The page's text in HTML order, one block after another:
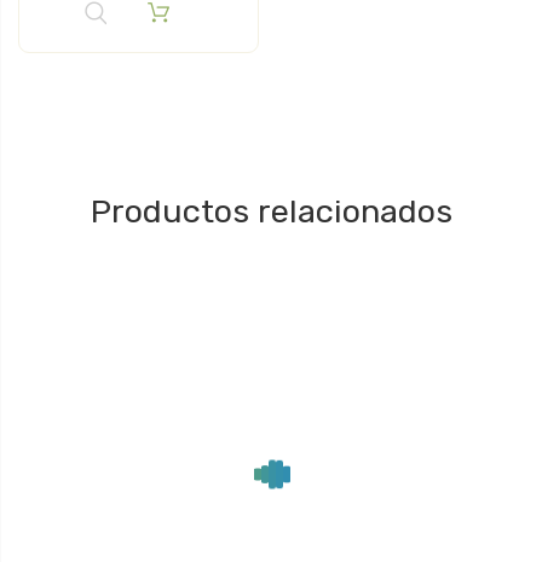
Productos relacionados